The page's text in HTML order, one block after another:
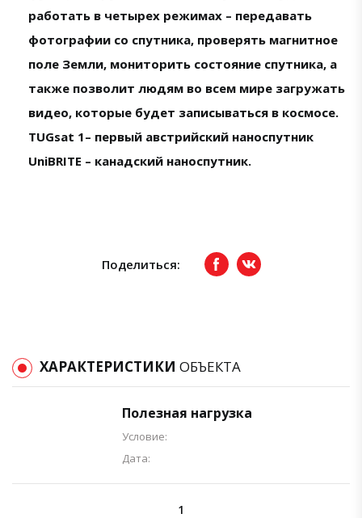
работать в четырех режимах – передавать
фотографии со спутника, проверять магнитное
поле Земли, мониторить состояние спутника, а
также позволит людям во всем мире загружать
видео, которые будет записываться в космосе.
TUGsat 1– первый австрийский наноспутник
UniBRITE – канадский наноспутник.
Поделиться: FacebookвКонтакте
ХАРАКТЕРИСТИКИ ОБЪЕКТА
Полезная нагрузка
Условие:
Дата:
1